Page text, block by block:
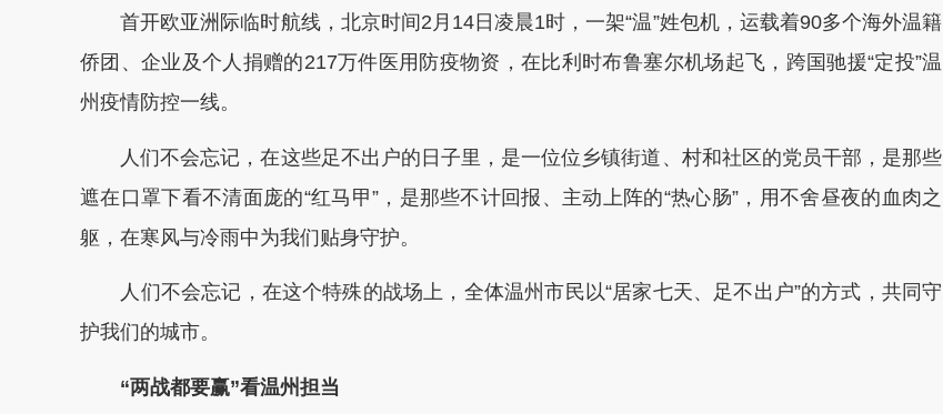
首开欧亚洲际临时航线，北京时间2月14日凌晨1时，一架“温”姓包机，运载着90多个海外温籍
侨团、企业及个人捐赠的217万件医用防疫物资，在比利时布鲁塞尔机场起飞，跨国驰援“定投”温
州疫情防控一线。
人们不会忘记，在这些足不出户的日子里，是一位位乡镇街道、村和社区的党员干部，是那些
遮在口罩下看不清面庞的“红马甲”，是那些不计回报、主动上阵的“热心肠”，用不舍昼夜的血肉之
躯，在寒风与冷雨中为我们贴身守护。
人们不会忘记，在这个特殊的战场上，全体温州市民以“居家七天、足不出户”的方式，共同守
护我们的城市。
“两战都要赢”看温州担当